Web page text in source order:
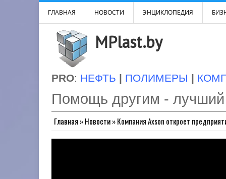
ГЛАВНАЯ НОВОСТИ ЭНЦИКЛОПЕДИЯ
MPlast.by
PRO: НЕФТЬ | ПОЛИМЕРЫ |
Помощь другим -
Главная »Новости»Компания Axson откроет